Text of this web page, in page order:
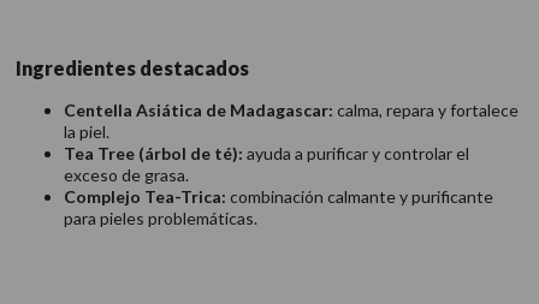
Ingredientes destacados
Centella Asiática de Madagascar: calma, repara y fortalece
la piel.
Tea Tree (árbol de té): ayuda a purificar y controlar el
exceso de grasa.
Complejo Tea-Trica: combinación calmante y purificante
para pieles problemáticas.